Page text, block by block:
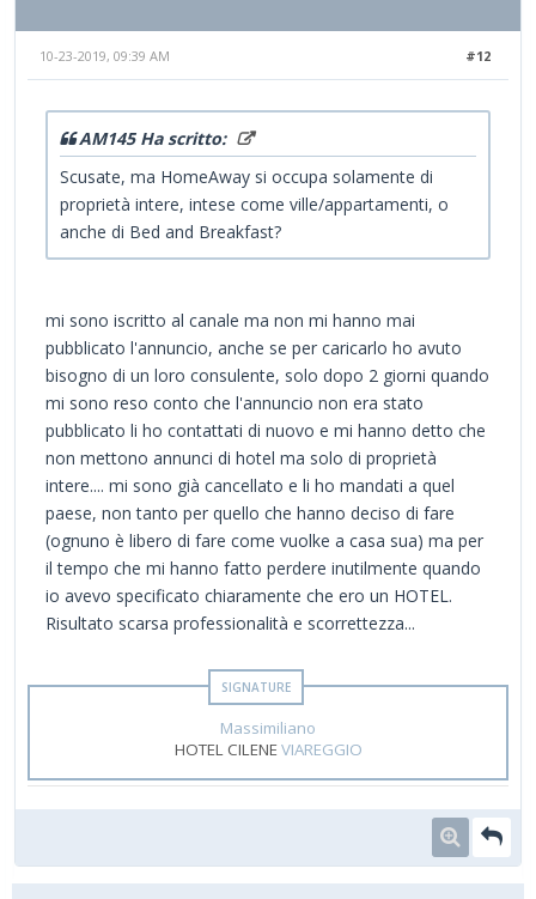
#12
10-23-2019, 09:39 AM
AM145 Ha scritto:
Scusate, ma HomeAway si occupa solamente di
proprietà intere, intese come ville/appartamenti, o
anche di Bed and Breakfast?
mi sono iscritto al canale ma non mi hanno mai
pubblicato l'annuncio, anche se per caricarlo ho avuto
bisogno di un loro consulente, solo dopo 2 giorni quando
mi sono reso conto che l'annuncio non era stato
pubblicato li ho contattati di nuovo e mi hanno detto che
non mettono annunci di hotel ma solo di proprietà
intere.... mi sono già cancellato e li ho mandati a quel
paese, non tanto per quello che hanno deciso di fare
(ognuno è libero di fare come vuolke a casa sua) ma per
il tempo che mi hanno fatto perdere inutilmente quando
io avevo specificato chiaramente che ero un HOTEL.
Risultato scarsa professionalità e scorrettezza...
Massimiliano
HOTEL CILENEVIAREGGIO